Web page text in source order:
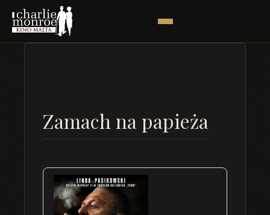
Zamach na papieża